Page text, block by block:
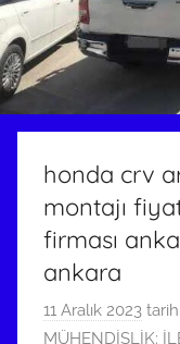
honda crv
montajı
firması
ankara
11 Aralık 2023
MÜHENDİSLİK: